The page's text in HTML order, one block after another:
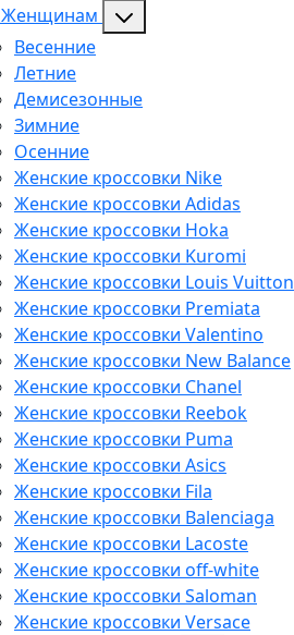
Женщинам
Весенние
Летние
Демисезонные
Зимние
Осенние
Женские кроссовки Nike
Женские кроссовки Adidas
Женские кроссовки Hoka
Женские кроссовки Kuromi
Женские кроссовки Louis Vuitton
Женские кроссовки Premiata
Женские кроссовки Valentino
Женские кроссовки New Balance
Женские кроссовки Chanel
Женские кроссовки Reebok
Женские кроссовки Puma
Женские кроссовки Asics
Женские кроссовки Fila
Женские кроссовки Balenciaga
Женские кроссовки Lacoste
Женские кроссовки off-white
Женские кроссовки Saloman
Женские кроссовки Versace